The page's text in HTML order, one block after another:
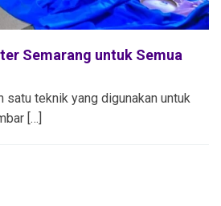
Semarang untuk Semua
satu teknik yang digunakan untuk
[…]